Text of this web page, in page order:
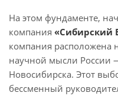
На этом фундаменте,
компания «Сибирский
компания расположена
научной мысли России
Новосибирска. Этот
бессменный